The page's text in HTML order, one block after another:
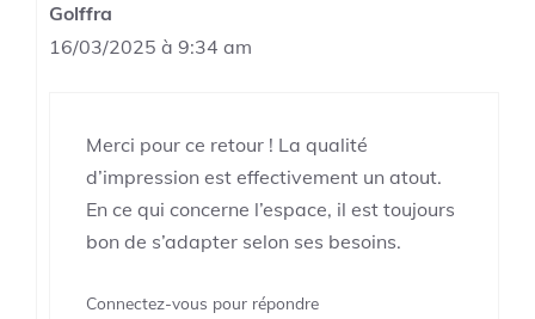
Golffra
16/03/2025 à 9:34 am
Merci pour ce retour ! La qualité
d’impression est effectivement un atout.
En ce qui concerne l’espace, il est toujours
bon de s’adapter selon ses besoins.
Connectez-vous pour répondre